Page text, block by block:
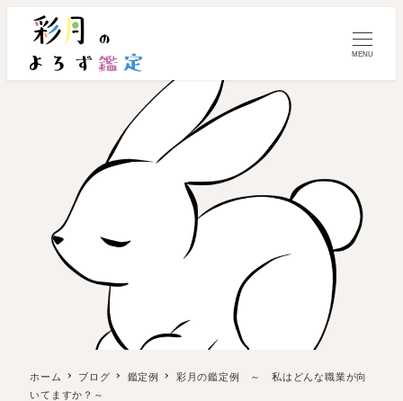
MENU
ホーム ブログ 鑑定例
彩月の鑑定例 ～ 私はどんな職業が向
いてますか？～